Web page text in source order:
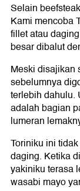
Selain
Kami mencoba
fillet atau
besar dibalut
Meski disajikan
sebelumnya
terlebih dahulu.
adalah bagian
lumeran
Toriniku ini
daging. Ketika
yakiniku terasa
wasabi mayo